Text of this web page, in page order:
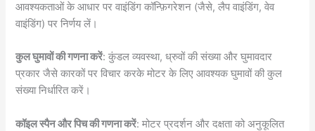
आवश्यकताओं के आधार पर वाइंडिंग कॉन्फ़िगरेशन (जैसे, लैप वाइंडिंग, वेव
वाइंडिंग) पर निर्णय लें।
कुल घुमावों की गणना करें: कुंडल व्यवस्था, ध्रुवों की संख्या और घुमावदार
प्रकार जैसे कारकों पर विचार करके मोटर के लिए आवश्यक घुमावों की कुल
संख्या निर्धारित करें।
कॉइल स्पैन और पिच की गणना करें: मोटर प्रदर्शन और दक्षता को अनुकूलित